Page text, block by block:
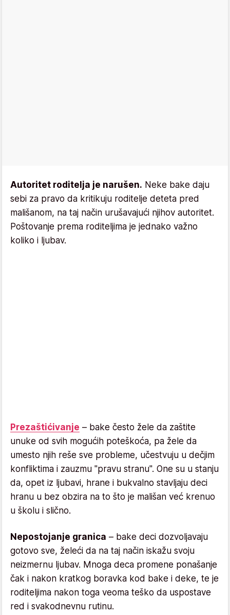
Autoritet roditelja je narušen. Neke bake daju
sebi za pravo da kritikuju roditelje deteta pred
mališanom, na taj način urušavajući njihov autoritet.
Poštovanje prema roditeljima je jednako važno
koliko i ljubav.
Prezaštićivanje – bake često žele da zaštite
unuke od svih mogućih poteškoća, pa žele da
umesto njih reše sve probleme, učestvuju u dečjim
konfliktima i zauzmu "pravu stranu". One su u stanju
da, opet iz ljubavi, hrane i bukvalno stavljaju deci
hranu u bez obzira na to što je mališan već krenuo
u školu i slično.
Nepostojanje granica – bake deci dozvoljavaju
gotovo sve, želeći da na taj način iskažu svoju
neizmernu ljubav. Mnoga deca promene ponašanje
čak i nakon kratkog boravka kod bake i deke, te je
roditeljima nakon toga veoma teško da uspostave
red i svakodnevnu rutinu.